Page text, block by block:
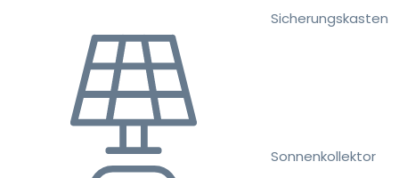
Sicherungskasten
Sonnenkollektor